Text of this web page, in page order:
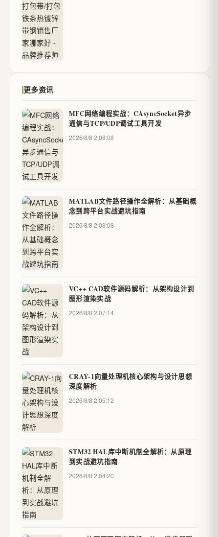
更多资讯
MFC网络编程实战：CAsyncSocket异步
通信与TCP/UDP调试工具开发
2026/8/8 2:08:08
MATLAB文件路径操作全解析：从基础概
念到跨平台实战避坑指南
2026/8/8 2:08:08
VC++ CAD软件源码解析：从架构设计到
图形渲染实战
2026/8/8 2:07:14
CRAY-1向量处理机核心架构与设计思想
深度解析
2026/8/8 2:05:12
STM32 HAL库中断机制全解析：从原理
到实战避坑指南
2026/8/8 2:04:20